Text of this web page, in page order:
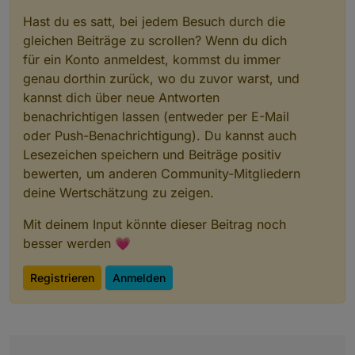
Hast du es satt, bei jedem Besuch durch die
gleichen Beiträge zu scrollen? Wenn du dich
für ein Konto anmeldest, kommst du immer
genau dorthin zurück, wo du zuvor warst, und
kannst dich über neue Antworten
benachrichtigen lassen (entweder per E-Mail
oder Push-Benachrichtigung). Du kannst auch
Lesezeichen speichern und Beiträge positiv
bewerten, um anderen Community-Mitgliedern
deine Wertschätzung zu zeigen.
Mit deinem Input könnte dieser Beitrag noch
besser werden 💗
Registrieren Anmelden